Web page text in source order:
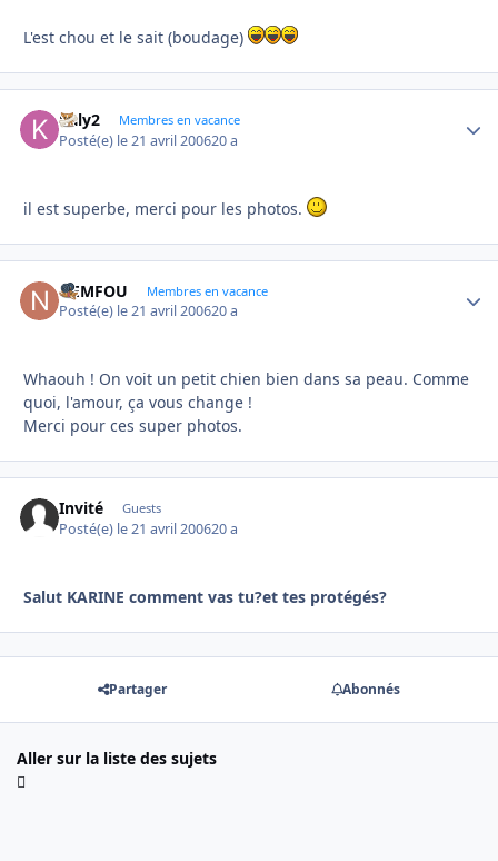
L'est chou et le sait (boudage)
kaly2 Membres en vacance
Posté(e) le 21 avril 200620 a
il est superbe, merci pour les photos.
NEMFOU Membres en vacance
Posté(e) le 21 avril 200620 a
Whaouh ! On voit un petit chien bien dans sa peau. Comme
quoi, l'amour, ça vous change !
Merci pour ces super photos.
Invité Guests
Posté(e) le 21 avril 200620 a
Salut KARINE comment vas tu?et tes protégés?
Partager Abonnés
Aller sur la liste des sujets